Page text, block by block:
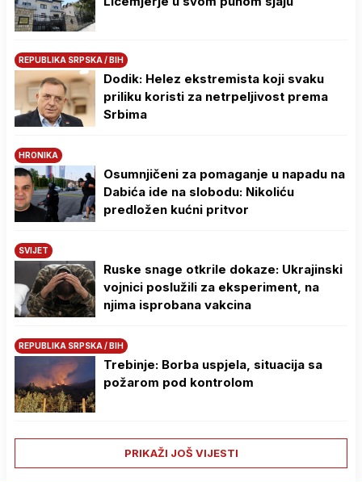
REPUBLIKA SRPSKA / BIH
Dodik: Helez ekstremista koji svaku
priliku koristi za netrpeljivost prema
Srbima
HRONIKA
Osumnjičeni za pomaganje u napadu na
Dabića ide na slobodu: Nikoliću
predložen kućni pritvor
SVIJET
Ruske snage otkrile dokaze: Ukrajinski
vojnici poslužili za eksperiment, na
njima isprobana vakcina
REPUBLIKA SRPSKA / BIH
Trebinje: Borba uspjela, situacija sa
požarom pod kontrolom
PRIKAŽI JOŠ VIJESTI